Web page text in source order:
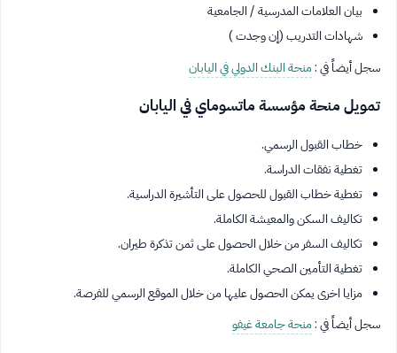
بيان العلامات المدرسية / الجامعية
شهادات التدريب (إن وجدت )
سجل أيضاً في :منحة البنك الدولي في اليابان
تمويل منحة مؤسسة ماتسوماي في اليابان
خطاب القبول الرسمي.
تغطية نفقات الدراسة.
تغطية خطاب القبول للحصول على التأشيرة الدراسية.
تكاليف السكن والمعيشة الكاملة.
تكاليف السفر من خلال الحصول على ثمن تذكرة طيران.
تغطية التأمين الصحي الكاملة.
مزايا اخرى يمكن الحصول عليها من خلال الموقع الرسمي للفرصة.
سجل أيضاً في :منحة جامعة غيفو